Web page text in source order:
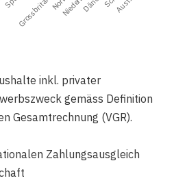
inkl. privater
gemäss Definition
Gesamtrechnung (VGR).
Zahlungsausgleich